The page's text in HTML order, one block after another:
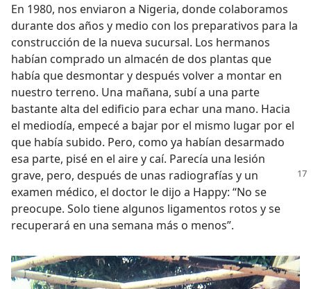
En 1980, nos enviaron a Nigeria, donde colaboramos
durante dos años y medio con los preparativos para la
construcción de la nueva sucursal. Los hermanos
habían comprado un almacén de dos plantas que
había que desmontar y después volver a montar en
nuestro terreno. Una mañana, subí a una parte
bastante alta del edificio para echar una mano. Hacia
el mediodía, empecé a bajar por el mismo lugar por el
que había subido. Pero, como ya habían desarmado
esa parte, pisé en el aire y caí. Parecía una lesión
grave, pero, después de unas radiografías y un
examen médico, el doctor le dijo a Happy: “No se
preocupe. Solo tiene algunos ligamentos rotos y se
recuperará en una semana más o menos”.